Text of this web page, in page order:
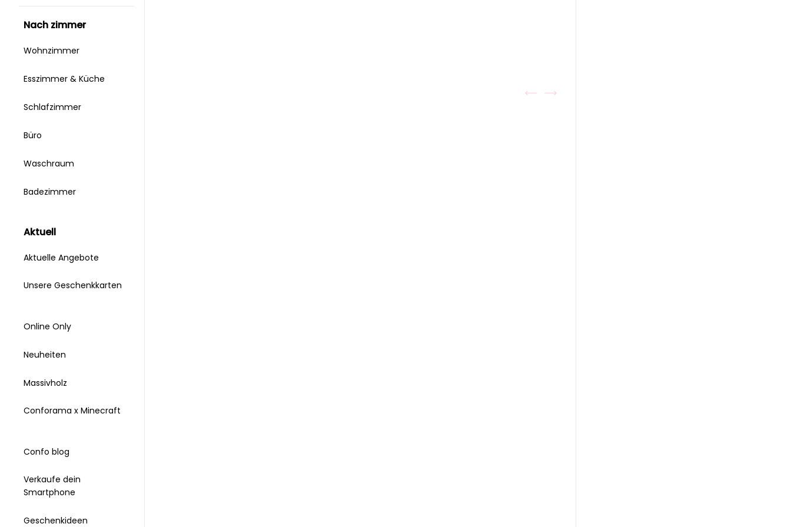
nach zimmer
Wohnzimmer
Esszimmer & Küche
Schlafzimmer
Büro
Waschraum
Badezimmer
aktuell
Aktuelle Angebote
Unsere Geschenkkarten
Online Only
Neuheiten
Massivholz
Conforama x Minecraft
Confo blog
Verkaufe dein
Smartphone
Geschenkideen